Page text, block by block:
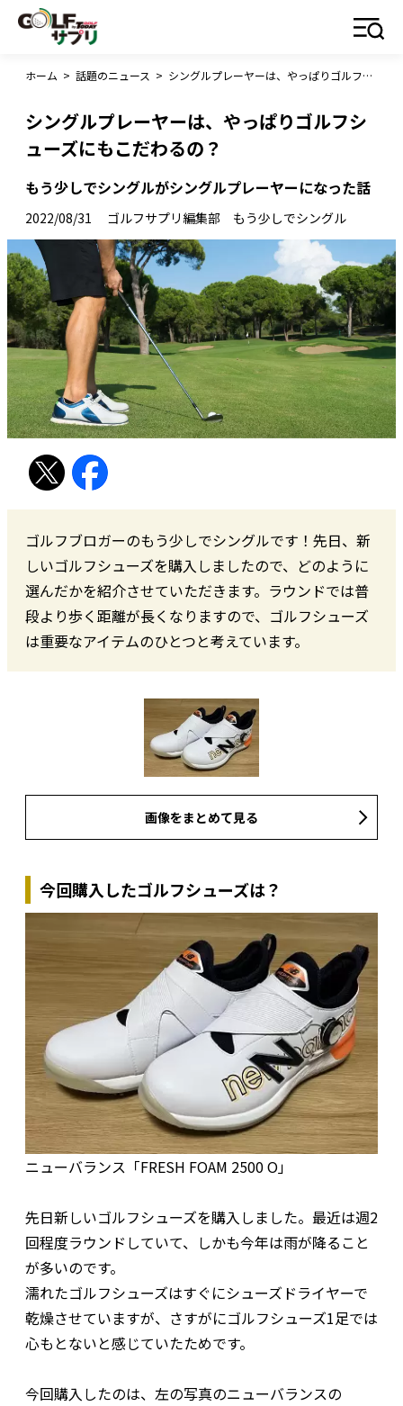
ホーム > 話題のニュース > シングルプレーヤーは、やっぱりゴルフシューズにもこだわるの？
シングルプレーヤーは、やっぱりゴルフシ
ューズにもこだわるの？
もう少しでシングルがシングルプレーヤーになった話
2022/08/31 ゴルフサプリ編集部 もう少しでシングル
ゴルフブロガーのもう少しでシングルです！先日、新
しいゴルフシューズを購入しましたので、どのように
選んだかを紹介させていただきます。ラウンドでは普
段より歩く距離が長くなりますので、ゴルフシューズ
は重要なアイテムのひとつと考えています。
画像をまとめて見る
今回購入したゴルフシューズは？
ニューバランス「FRESH FOAM 2500 O」
先日新しいゴルフシューズを購入しました。最近は週2
回程度ラウンドしていて、しかも今年は雨が降ること
が多いのです。
濡れたゴルフシューズはすぐにシューズドライヤーで
乾燥させていますが、さすがにゴルフシューズ1足では
心もとないと感じていたためです。
今回購入したのは、左の写真のニューバランスの